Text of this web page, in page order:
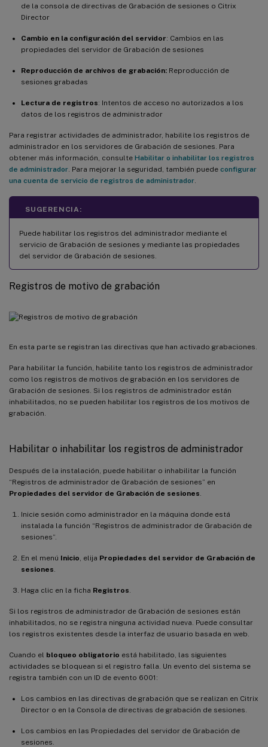
de la consola de directivas de Grabación de sesiones o Citrix
Director
Cambio en la configuración del servidor: Cambios en las
propiedades del servidor de Grabación de sesiones
Reproducción de archivos de grabación: Reproducción de
sesiones grabadas
Lectura de registros: Intentos de acceso no autorizados a los
datos de los registros de administrador
Para registrar actividades de administrador, habilite los registros de
administrador en los servidores de Grabación de sesiones. Para
obtener más información, consulte Habilitar o inhabilitar los registros
de administrador . Para mejorar la seguridad, también puede configurar
una cuenta de servicio de registros de administrador
SUGERENCIA:
Puede habilitar los registros del administrador mediante el
servicio de Grabación de sesiones y mediante las propiedades
del servidor de Grabación de sesiones.
Registros de motivo de grabación
En esta parte se registran las directivas que han activado grabaciones.
Para habilitar la función, habilite tanto los registros de administrador
como los registros de motivos de grabación en los servidores de
Grabación de sesiones. Si los registros de administrador están
inhabilitados, no se pueden habilitar los registros de los motivos de
grabación.
Habilitar o inhabilitar los registros de administrador
Después de la instalación, puede habilitar o inhabilitar la función
“Registros de administrador de Grabación de sesiones” en
Propiedades del servidor de Grabación de sesiones
Inicie sesión como administrador en la máquina donde está
instalada la función “Registros de administrador de Grabación de
sesiones”.
En el menú Inicio , elija Propiedades del servidor de Grabación de
sesiones
Haga clic en la ficha Registros
Si los registros de administrador de Grabación de sesiones están
inhabilitados, no se registra ninguna actividad nueva. Puede consultar
los registros existentes desde la interfaz de usuario basada en web.
Cuando el bloqueo obligatorio está habilitado, las siguientes
actividades se bloquean si el registro falla. Un evento del sistema se
registra también con un ID de evento 6001:
Los cambios en las directivas de grabación que se realizan en Citrix
Director o en la Consola de directivas de grabación de sesiones.
Los cambios en las Propiedades del servidor de Grabación de
sesiones.